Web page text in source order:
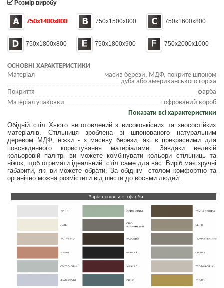
Розмір виробу
750х1400х800 750х1500х800 750х1600х800
750х1800х800 750х1800х900 750х2000х1000
ОСНОВНІ ХАРАКТЕРИСТИКИ
Матеріал
масив берези, МДФ, покрите шпоном
дуба або американського горіха
Покриття
фарба
Матеріал упаковки
гофрований короб
Показати всі характеристики
Обідній стіл Хьюго виготовлений з високоякісних та зносостійких
матеріалів. Стільниця зроблена зі шпонованого натуральним
деревом МДФ, ніжки - з масиву берези, які є прекрасними для
повсякденного користування матеріалами. Завдяки великій
кольоровій палітрі ви можете комбінувати кольори стільниць та
ніжок, щоб отримати ідеальний стіл саме для вас. Виріб має зручні
габарити, які ви можете обрати. За обіднім столом комфортно та
органічно можна розмістити від шести до восьми людей.